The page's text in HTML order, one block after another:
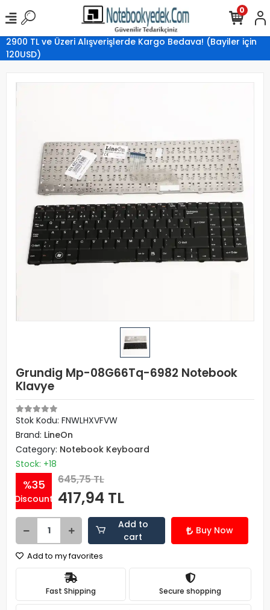
2900 TL ve Üzeri Alışverişlerde Kargo Bedava! (Bayiler için
120USD)
0
Grundig Mp-08G66Tq-6982 Notebook
Klavye
Stok Kodu: FNWLHXVFVW
Brand: LineOn
Category: Notebook Keyboard
Stock: +18
%35
Discount
645,75 TL
417,94 TL
Add to
cart
Buy Now
Add to my favorites
Fast Shipping Secure shopping